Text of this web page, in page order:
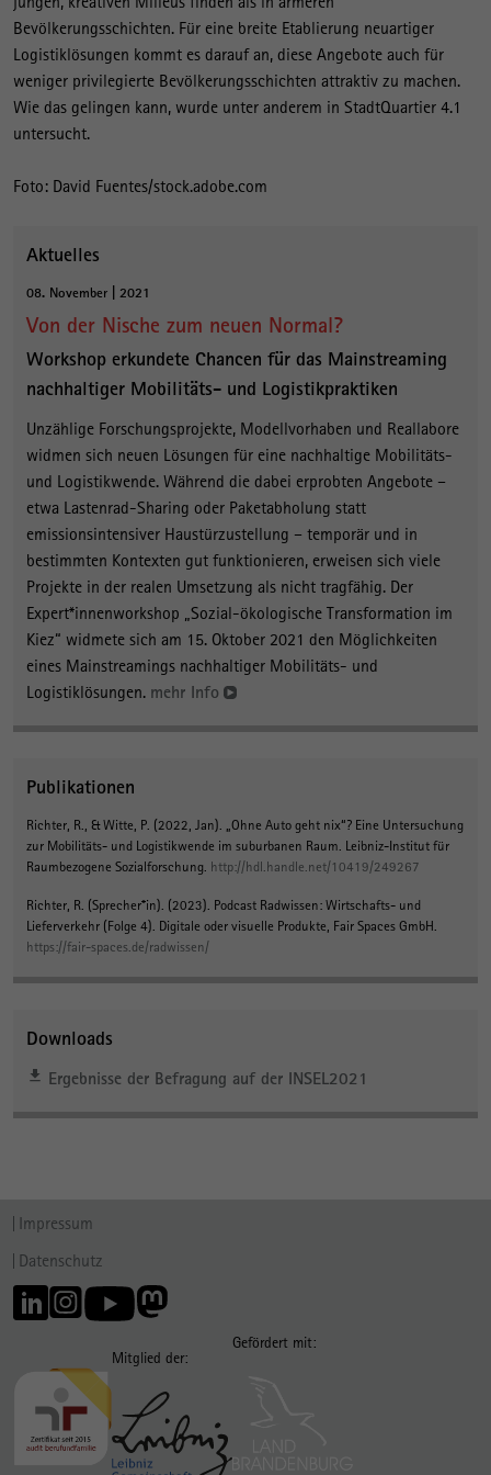
Bevölkerungsschichten. Für eine breite Etablierung neuartiger
Logistiklösungen kommt es darauf an, diese Angebote auch für
weniger privilegierte Bevölkerungsschichten attraktiv zu machen.
Wie das gelingen kann, wurde unter anderem in StadtQuartier 4.1
untersucht.
Foto: David Fuentes/stock.adobe.com
Aktuelles
08. November | 2021
Von der Nische zum neuen Normal?
Workshop erkundete Chancen für das Mainstreaming
nachhaltiger Mobilitäts- und Logistikpraktiken
Unzählige Forschungsprojekte, Modellvorhaben und Reallabore
widmen sich neuen Lösungen für eine nachhaltige Mobilitäts-
und Logistikwende. Während die dabei erprobten Angebote –
etwa Lastenrad-Sharing oder Paketabholung statt
emissionsintensiver Haustürzustellung – temporär und in
bestimmten Kontexten gut funktionieren, erweisen sich viele
Projekte in der realen Umsetzung als nicht tragfähig. Der
Expert*innenworkshop „Sozial-ökologische Transformation im
Kiez“ widmete sich am 15. Oktober 2021 den Möglichkeiten
eines Mainstreamings nachhaltiger Mobilitäts- und
Logistiklösungen. mehr Info
Publikationen
Richter, R. , & Witte, P. (2022, Jan).
„Ohne Auto geht nix“? Eine Untersuchung
zur Mobilitäts- und Logistikwende im suburbanen Raum . Leibniz-Institut für
Raumbezogene Sozialforschung. http://hdl.handle.net/10419/249267
Richter, R. (Sprecher*in) . (2023). Podcast Radwissen: Wirtschafts- und
Lieferverkehr (Folge 4) . Digitale oder visuelle Produkte, Fair Spaces GmbH.
https://fair-spaces.de/radwissen/
Downloads
Ergebnisse der Befragung auf der INSEL2021
Impressum
Datenschutz
Mitglied der:
Gefördert mit: